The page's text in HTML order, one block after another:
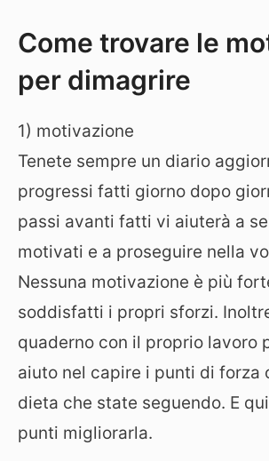
Come trovare le
per dimagrire
1) motivazione
Tenete sempre un diario
progressi fatti giorno dopo
passi avanti fatti vi aiuterà a
motivati e a proseguire nella
Nessuna motivazione è più
soddisfatti i propri sforzi.
quaderno con il proprio lavoro
aiuto nel capire i punti di forza
dieta che state seguendo. E
punti migliorarla.